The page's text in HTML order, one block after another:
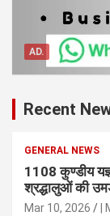
AD.
Recent
GENERAL NEWS
1108 कुण्डीय
श्रद्धालुओं की
Mar 10, 2026